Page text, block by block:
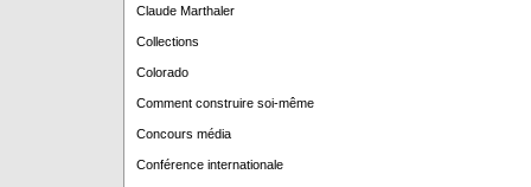
Claude Marthaler
Collections
Colorado
Comment construire soi-même
Concours média
Conférence internationale